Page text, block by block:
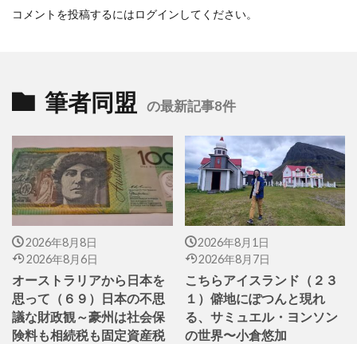
コメントを投稿するにはログイン してください。
筆者同盟 の最新記事8件
2026年8月8日
2026年8月6日
オーストラリアから日本を
思って（６９）日本の不思
議な財政観～豪州は社会保
険料も相続税も固定資産税
2026年8月1日
2026年8月7日
こちらアイスランド（２３
１）僻地にぽつんと現れ
る、サミュエル・ヨンソン
の世界〜小倉悠加